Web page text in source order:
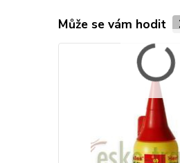
Může se vám hodit